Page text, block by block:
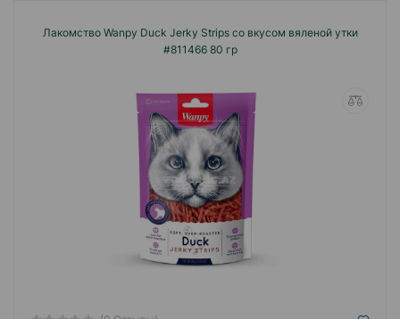
Лакомство Wanpy Duck Jerky Strips со вкусом вяленой утки
#811466 80 гр